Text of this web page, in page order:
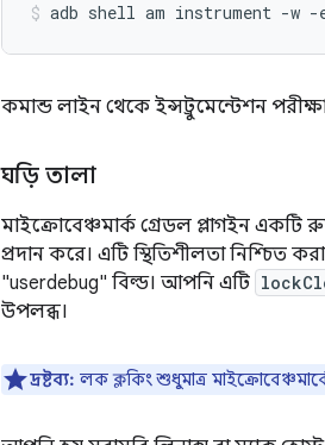
adb shell am instrument -w -
কমান্ড লাইন থেকে ইন্সট্রুমেন্টেশন
ঘড়ি তালা
মাইক্রোবেঞ্চমার্ক গ্রেডল প্লাগইন
প্রদান করে। এটি স্থিতিশীলতা
"userdebug" বিল্ড। আপনি এটি
উপলব্ধ।
দ্রষ্টব্য: লক ক্লকিং শুধুমাত্র